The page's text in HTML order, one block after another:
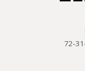
72-